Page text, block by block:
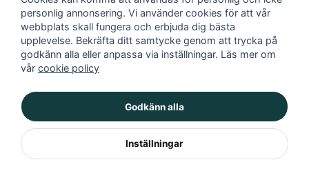
Pappersduk, Röd
89 kr
Partyhatt, prickar färgmix,
6-pack
49 kr
personlig annonsering. Vi använder cookies för att vår
webbplats skall fungera och erbjuda dig bästa
upplevelse. Bekräfta ditt samtycke genom att trycka på
godkänn alla eller anpassa via inställningar. Läs mer om
vår cookie policy
Godkänn alla
Inställningar